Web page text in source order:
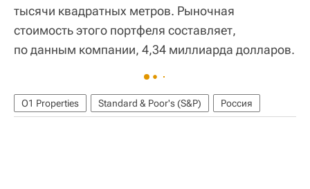
тысячи квадратных метров. Рыночная
стоимость этого портфеля составляет,
по данным компании, 4,34 миллиарда долларов.
O1 Properties Standard & Poor's (S&P) Россия